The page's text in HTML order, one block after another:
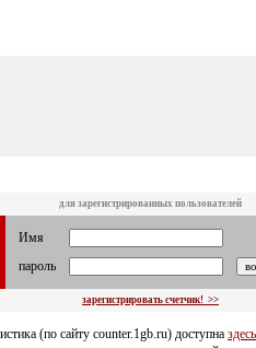
для зарегистрированных пользователей
Имя
пароль
зарегистрировать счетчик! >>
(по сайту counter.1gb.ru) доступна здесь